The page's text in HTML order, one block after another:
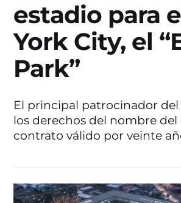
estadio para
York City, el
Park”
El principal patrocinador
los derechos del nombre del
contrato válido por veinte